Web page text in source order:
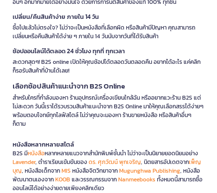
อื่นๆ อีกมากมายได้อย่างมั่นใจ ด้วยการการันตีสินค้าของแท้ 100% ทุกชิ้น
เปลี่ยน/คืนสินค้าง่าย ภายใน 14 วัน
ซื้อไปแล้วไม่ตรงใจ? ไม่ว่าจะเป็นหนังสือที่เลือกผิด หรือสินค้ามีปัญหา คุณสามารถ
เปลี่ยนหรือคืนสินค้าได้ง่าย ๆ ภายใน 14 วันนับจากวันที่ได้รับสินค้า
ช้อปออนไลน์ได้ตลอด 24 ชั่วโมง ทุกที่ ทุกเวลา
สะดวกสุดๆ! B2S online เปิดให้คุณช้อปได้ตลอดวันตลอดคืน อยากได้อะไร แค่คลิก
ก็รอรับสินค้าที่บ้านได้เลย!
เลือกช้อปสินค้าแนะนำจาก B2S Online
สำหรับใครที่กำลังมองหา ร้านอุปกรณ์เครื่องเขียนใกล้ฉัน หรืออยากแวะร้าน B2S แต่
ไม่สะดวก วันนี้เราได้รวบรวมสินค้าแนะนำจาก B2S Online มาให้คุณเลือกสรรได้ง่ายๆ
พร้อมตอบโจทย์ทุกไลฟ์สไตล์ ไม่ว่าคุณจะมองหา ร้านขายหนังสือ หรือสินค้าอื่นๆ
ก็ตาม
หนังสือหลากหลายสไตล์
B2S มีหนังสือหลากหลายแนวจากสำนักพิมพ์ชั้นนำ ไม่ว่าจะเป็นนิยายยอดนิยมอย่าง
Lavender, ตำราเรียนเข้มข้นของดร. ศุภวัฒน์ พุกเจริญ, นิตยสารอัปเดตจากเพ็ญ
บุญ, หนังสือเด็กจากMIS หนังสือจิตวิทยาจากMugunghwa Publishing, หนังสือ
พัฒนาตนเองจากKOOB และวรรณกรรมจากNanmeebooks ทั้งหมดนี้สามารถซื้อ
ออนไลน์ได้อย่างง่ายดายเพียงคลิกเดียว